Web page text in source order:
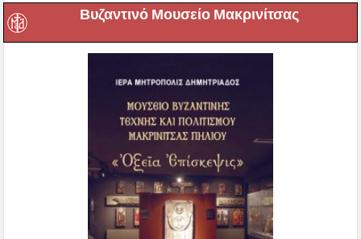
Βυζαντινό Μουσείο Μακρινίτσας